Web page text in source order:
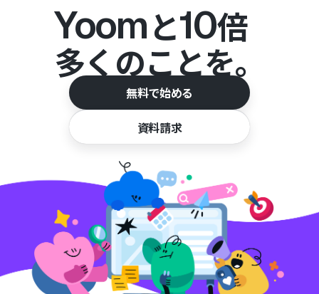
Yoomと10倍
多くのことを。
無料で始める
資料請求